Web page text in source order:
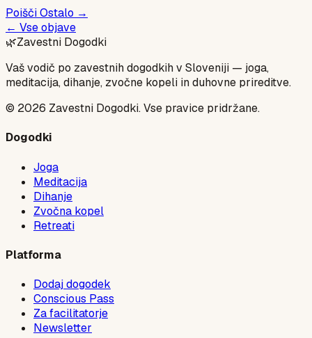
PoiščiOstalo →
← Vse objave
🌿Zavestni Dogodki
Vaš vodič po zavestnih dogodkih v Sloveniji — joga,
meditacija, dihanje, zvočne kopeli in duhovne prireditve.
© 2026 Zavestni Dogodki. Vse pravice pridržane.
Dogodki
Joga
Meditacija
Dihanje
Zvočna kopel
Retreati
Platforma
Dodaj dogodek
Conscious Pass
Za facilitatorje
Newsletter